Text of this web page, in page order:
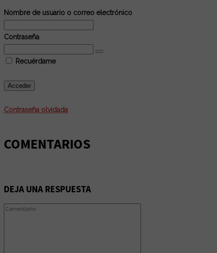
Nombre de usuario o correo electrónico
Contraseña
Recuérdame
Contraseña olvidada
COMENTARIOS
DEJA UNA RESPUESTA